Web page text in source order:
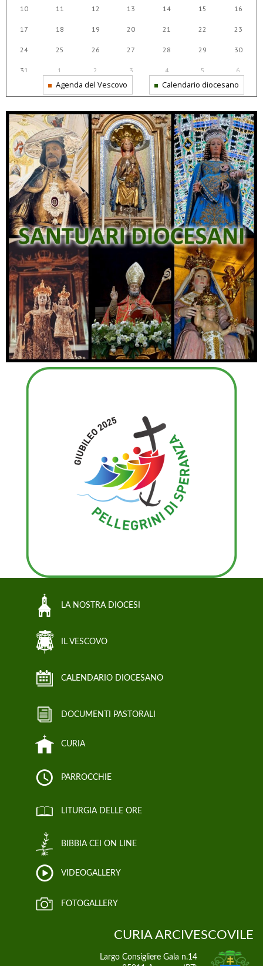
10 11 12 13 14 15 16
17 18 19 20 21 22 23
24 25 26 27 28 29 30
31 1 2 3 4 5 6
Agenda del Vescovo Calendario diocesano
LA NOSTRA DIOCESI
IL VESCOVO
CALENDARIO DIOCESANO
DOCUMENTI PASTORALI
CURIA
PARROCCHIE
LITURGIA DELLE ORE
BIBBIA CEI ON LINE
VIDEOGALLERY
FOTOGALLERY
CURIA ARCIVESCOVILE
Largo Consigliere Gala n.14